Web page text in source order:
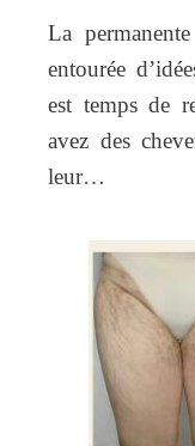
La
entourée
est temps de
avez des
leur…